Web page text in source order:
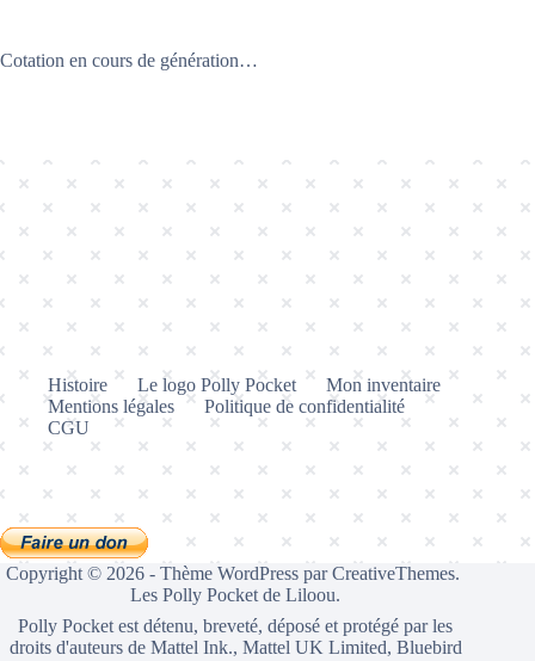
Cotation en cours de génération…
Histoire Le logo Polly Pocket
Mon inventaire
Mentions légales
Politique de confidentialité
CGU
Copyright © 2026 - Thème WordPress parCreativeThemes.
Les Polly Pocket de Liloou.
Polly Pocket est détenu, breveté, déposé et protégé par les
droits d'auteurs de Mattel Ink., Mattel UK Limited, Bluebird